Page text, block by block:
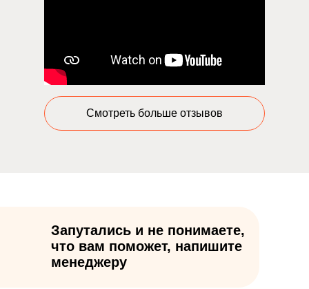
Смотреть больше отзывов
Запутались и не понимаете,
что вам поможет, напишите
менеджеру